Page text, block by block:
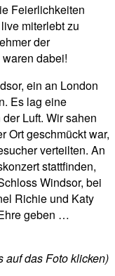
Feierlichkeiten
miterlebt zu
der
dabei!
ein an London
Es lag eine
Luft. Wir sahen
Ort geschmückt war,
verteilten. An
stattfinden,
Windsor, bei
Richie und Katy
geben …
auf das Foto klicken)